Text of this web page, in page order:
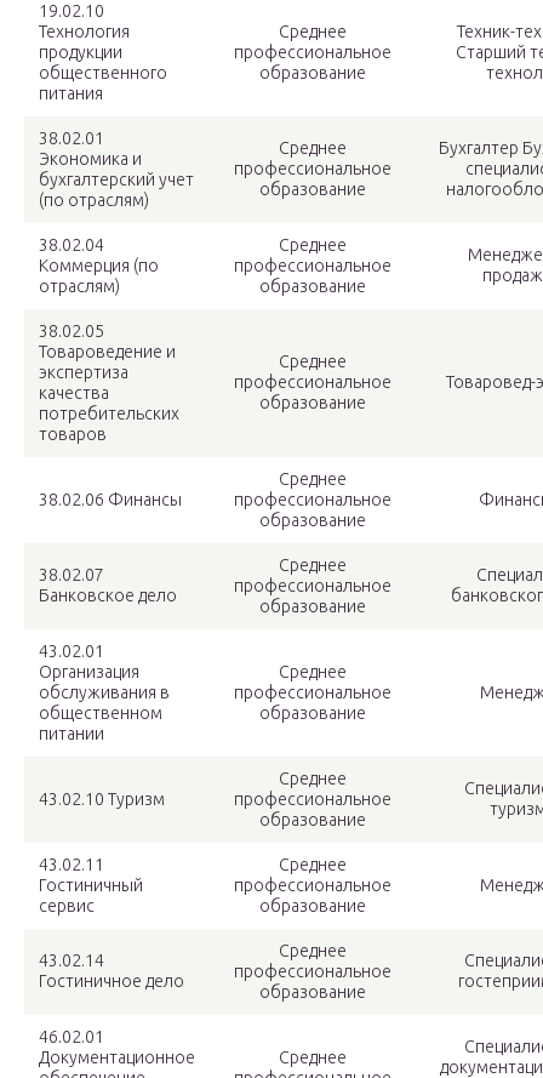
19.02.10
Технология
продукции
общественного
питания
Среднее
профессиональное
образование
Техник-
Старший
38.02.01
Экономика и
бухгалтерский учет
(по отраслям)
Среднее
профессиональное
образование
Бухгалтер
38.02.04
Коммерция (по
отраслям)
Среднее
профессиональное
образование
38.02.05
Товароведение и
экспертиза
качества
потребительских
товаров
Среднее
профессиональное
образование
Товаровед-
38.02.06 Финансы
Среднее
профессиональное
образование
38.02.07
Банковское дело
Среднее
профессиональное
образование
43.02.01
Организация
обслуживания в
общественном
питании
Среднее
профессиональное
образование
43.02.10 Туризм
Среднее
профессиональное
образование
43.02.11
Гостиничный
сервис
Среднее
профессиональное
образование
43.02.14
Гостиничное дело
Среднее
профессиональное
образование
46.02.01
Документационное
Среднее